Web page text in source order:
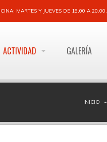
MARTES Y JUEVES DE 18,00 A 20,00.
ACTIVIDAD GALERÍA
INICIO